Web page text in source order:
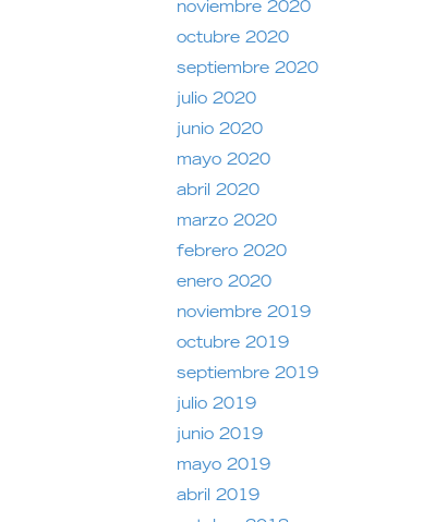
noviembre 2020
octubre 2020
septiembre 2020
julio 2020
junio 2020
mayo 2020
abril 2020
marzo 2020
febrero 2020
enero 2020
noviembre 2019
octubre 2019
septiembre 2019
julio 2019
junio 2019
mayo 2019
abril 2019